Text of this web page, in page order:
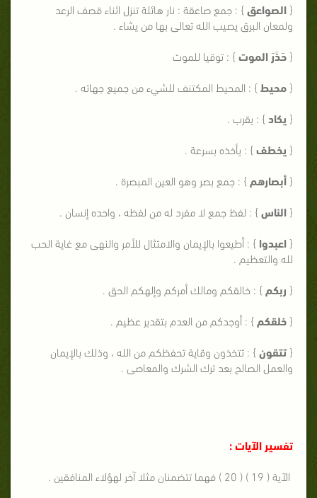
{الصواعق} : جمع صاعقة : نار هائلة تنزل اثناء قصف الرعد
ولمعان البرق يصيب الله تعالى بها من يشاء .
{حَذَرَ الموت} : توقيا للموت
{محيط} : المحيط المكتنف للشيء من جميع جهاته .
{ يكاد} : يقرب .
{ يخطف} : يأخذه بسرعة .
{أبصارهم } : جمع بصر وهو العين المبصرة .
{الناس} : لفظ جمع لا مفرد له من لفظه ، واحده إنسان .
{اعبدوا } : أطيعوا بالإيمان والامتثال للأمر والنهى مع غاية الحب
لله والتعظيم .
{ ربكم } : خالقكم ومالك أمركم وإلهكم الحق .
{خلقكم } : أوجدكم من العدم بتقدير عظيم .
{تتقون} : تتخذون وقاية تحفظكم من الله ، وذلك بالإيمان
والعمل الصالح بعد ترك الشرك والمعاصى .
تفسير الآيات :
الآية ( 19 ) ( 20 ) فهما تتضمنان مثلا آخر لهؤلاء المنافقين .